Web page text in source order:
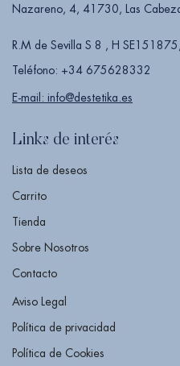
Nazareno, 4, 41730, Las
R.M de Sevilla S 8 , H
Teléfono: +34 675628332
E-mail: info@destetika.es
Links de interés
Lista de deseos
Carrito
Tienda
Sobre Nosotros
Contacto
Aviso Legal
Política de privacidad
Política de Cookies